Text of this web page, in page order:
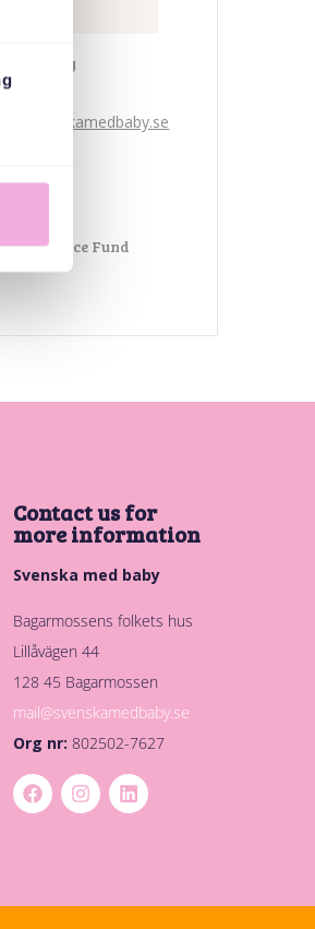
med baby
Fund
Contact us for
more information
Svenska med baby
Bagarmossens folkets hus
Lillåvägen 44
128 45 Bagarmossen
mail@svenskamedbaby.se
Org nr: 802502-7627